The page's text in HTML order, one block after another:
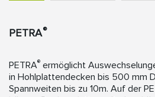
PETRA®
PETRA® ermöglicht
in Hohlplattendecken bis 500 mm
Spannweiten bis zu 10m. Auf der